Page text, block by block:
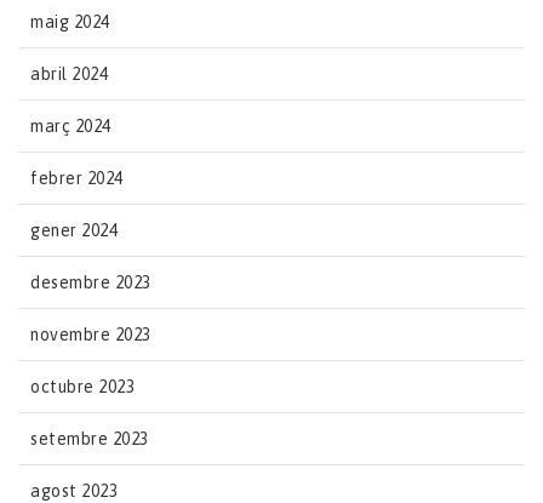
maig 2024
abril 2024
març 2024
febrer 2024
gener 2024
desembre 2023
novembre 2023
octubre 2023
setembre 2023
agost 2023